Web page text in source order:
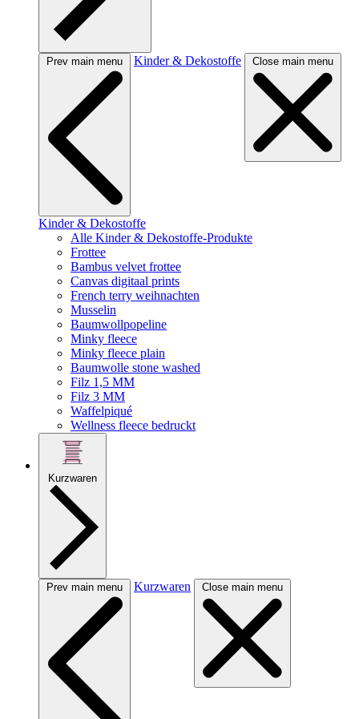
Prev main menu Kinder & Dekostoffe Close main menu
Kinder & Dekostoffe
Alle Kinder & Dekostoffe-Produkte
Frottee
Bambus velvet frottee
Canvas digitaal prints
French terry weihnachten
Musselin
Baumwollpopeline
Minky fleece
Minky fleece plain
Baumwolle stone washed
Filz 1,5 MM
Filz 3 MM
Waffelpiqué
Wellness fleece bedruckt
Kurzwaren
Prev main menu Kurzwaren Close main menu